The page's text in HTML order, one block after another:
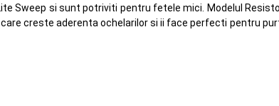
Sweep si sunt potriviti pentru fetele mici. Modelul
creste aderenta ochelarilor si ii face perfecti pentru